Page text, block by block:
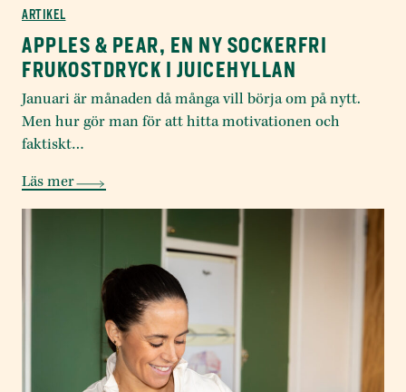
ARTIKEL
APPLES & PEAR, EN NY SOCKERFRI
FRUKOSTDRYCK I JUICEHYLLAN
Januari är månaden då många vill börja om på nytt.
Men hur gör man för att hitta motivationen och
faktiskt…
Läs mer